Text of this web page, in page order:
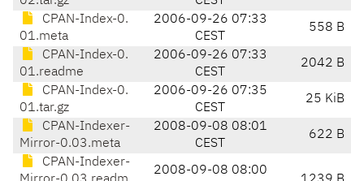
CPAN-Index-0.
01.meta
2006-09-26 07:33
CEST
558 B
CPAN-Index-0.
01.readme
2006-09-26 07:33
CEST
2042 B
CPAN-Index-0.
01.tar.gz
2006-09-26 07:35
CEST
25 KiB
CPAN-Indexer-
Mirror-0.03.meta
2008-09-08 08:01
CEST
622 B
CPAN-Indexer-
2008-09-08 08:00